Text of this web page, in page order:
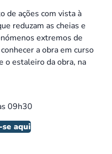
de ações com vista à
reduzam as cheias e
extremos de
a obra em curso
o estaleiro da obra, na
09h30
aqui